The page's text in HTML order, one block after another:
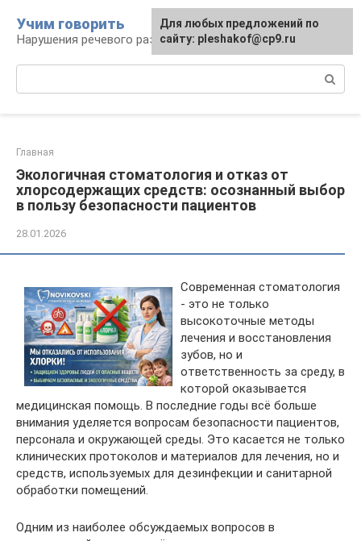
контенту
Учим говорить
Нарушения речевого развития
Главная
Экологичная стоматология и отказ от
хлорсодержащих средств: осознанный выбор
в пользу безопасности пациентов
28.01.2026
Современная стоматология
- это не только
высокоточные методы
лечения и восстановления
зубов, но и
ответственность за среду, в
которой оказывается
медицинская помощь. В последние годы всё больше
внимания уделяется вопросам безопасности пациентов,
персонала и окружающей среды. Это касается не только
клинических протоколов и материалов для лечения, но и
средств, используемых для дезинфекции и санитарной
обработки помещений.
Одним из наиболее обсуждаемых вопросов в
Для любых предложений по
сайту: pleshakof@cp9.ru